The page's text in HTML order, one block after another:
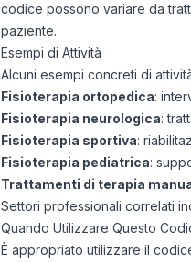
codice possono variare da
paziente.
Esempi di Attività
Alcuni esempi concreti di
Fisioterapia ortopedica:
Fisioterapia neurologica:
Fisioterapia sportiva:
Fisioterapia pediatrica:
Trattamenti di terapia
Settori professionali correlati
Quando Utilizzare Questo
È appropriato utilizzare il